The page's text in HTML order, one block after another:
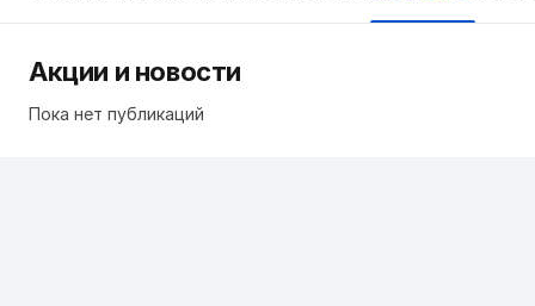
Акции и новости
Пока нет публикаций